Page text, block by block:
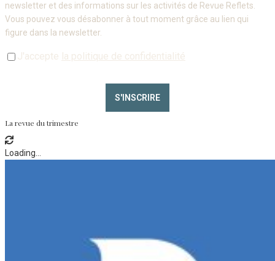
newsletter et des informations sur les activités de Revue Reflets.
Vous pouvez vous désabonner à tout moment grâce au lien qui
figure dans la newsletter.
J'accepte la politique de confidentialité
La revue du trimestre
Loading...